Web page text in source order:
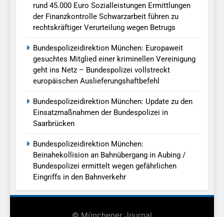
rund 45.000 Euro Sozialleistungen Ermittlungen
der Finanzkontrolle Schwarzarbeit führen zu
rechtskräftiger Verurteilung wegen Betrugs
Bundespolizeidirektion München: Europaweit
gesuchtes Mitglied einer kriminellen Vereinigung
geht ins Netz – Bundespolizei vollstreckt
europäischen Auslieferungshaftbefehl
Bundespolizeidirektion München: Update zu den
Einsatzmaßnahmen der Bundespolizei in
Saarbrücken
Bundespolizeidirektion München:
Beinahekollision an Bahnübergang in Aubing /
Bundespolizei ermittelt wegen gefährlichen
Eingriffs in den Bahnverkehr